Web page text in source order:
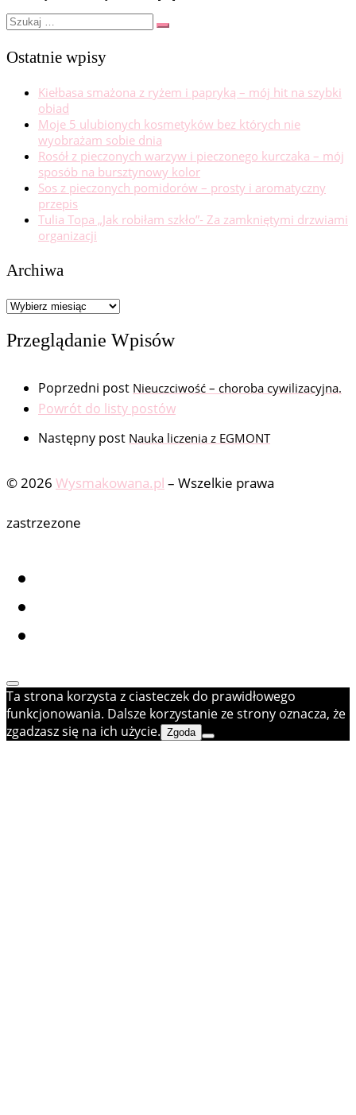
Szukaj
Szukaj
Ostatnie wpisy
Kiełbasa smażona z ryżem i papryką – mój hit na szybki
obiad
Moje 5 ulubionych kosmetyków bez których nie
wyobrażam sobie dnia
Rosół z pieczonych warzyw i pieczonego kurczaka – mój
sposób na bursztynowy kolor
Sos z pieczonych pomidorów – prosty i aromatyczny
przepis
Tulia Topa „Jak robiłam szkło”- Za zamkniętymi drzwiami
organizacji
Archiwa
Archiwa
Przeglądanie Wpisów
Poprzedni post Nieuczciwość – choroba cywilizacyjna.
Powrót do listy postów
Następny post Nauka liczenia z EGMONT
© 2026 Wysmakowana.pl – Wszelkie prawa
zastrzezone
Ta strona korzysta z ciasteczek do prawidłowego
funkcjonowania. Dalsze korzystanie ze strony oznacza, że
zgadzasz się na ich użycie. Zgoda